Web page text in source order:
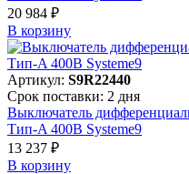
20 984 ₽
В корзинy
Артикул: S9R22440
Срок поставки: 2 дня
Выключатель
Тип-A 400В Systeme9
13 237 ₽
В корзинy